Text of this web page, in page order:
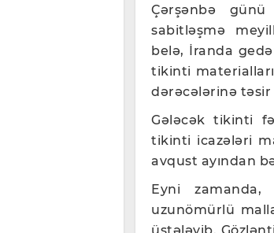
Çərşənbə
sabitləşmə
belə, İranda
tikinti
dərəcələrinə təsir
Gələcək tikinti
tikinti icazələri
avqust ayından
Eyni zamanda,
uzunömürlü
üstələyib.